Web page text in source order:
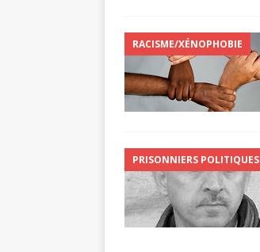
RACISME/XÉNOPHOBIE
PRISONNIERS POLITIQUES